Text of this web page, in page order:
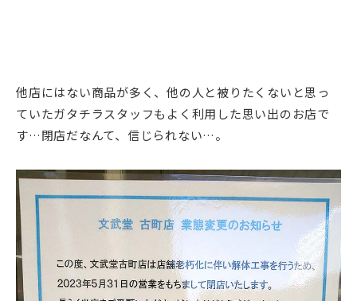
他店にはない商品が多く、他の人と被りたくないと思っ
ていたガタチラスタッフもよく利用した思い出のお店で
す…閉店だなんて、信じられない…。